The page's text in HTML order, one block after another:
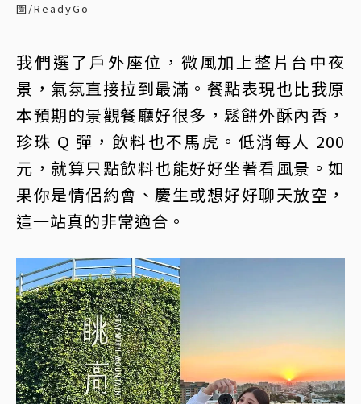
圖/ReadyGo
我們選了戶外座位，微風加上整片台中夜
景，氣氛直接拉到最滿。餐點表現也比我原
本預期的景觀餐廳好很多，鬆餅外酥內香，
珍珠 Q 彈，飲料也不馬虎。低消每人 200
元，就算只點飲料也能好好坐著看風景。如
果你是情侶約會、慶生或想好好聊天放空，
這一站真的非常適合。